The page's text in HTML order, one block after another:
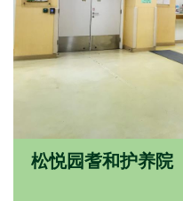
松悦园耆和护养院